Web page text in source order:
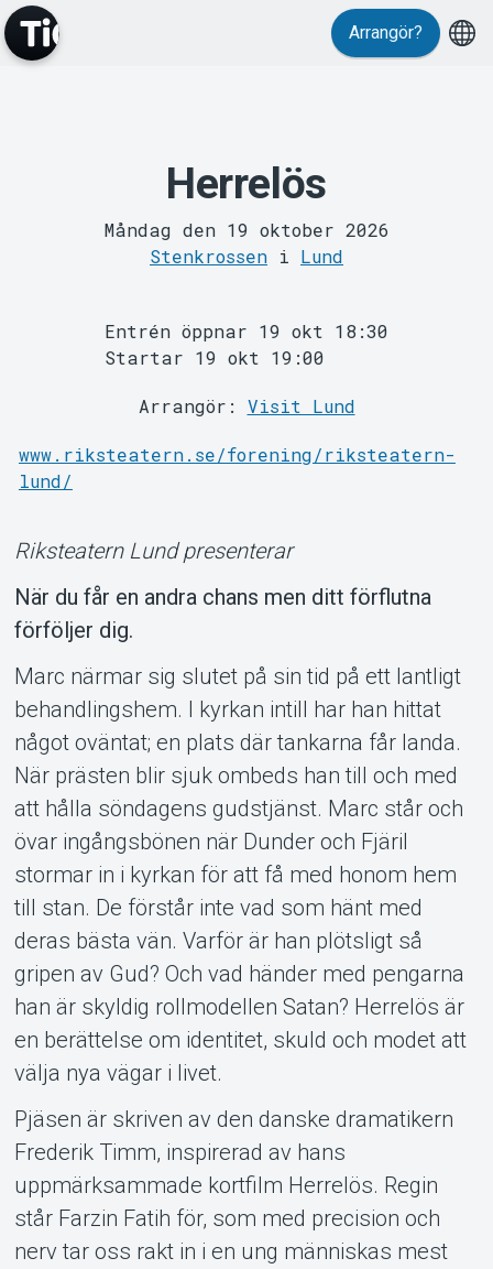
Evenemang
MyTickster
Support
Om Tickster
Arrangör?
Herrelös
Måndag den 19 oktober 2026
Stenkrossen i Lund
Entrén öppnar 19 okt 18:30
Startar 19 okt 19:00
Arrangör: Visit Lund
www.riksteatern.se/forening/riksteatern-
lund/
Riksteatern Lund presenterar
När du får en andra chans men ditt förflutna
förföljer dig.
Marc närmar sig slutet på sin tid på ett lantligt
behandlingshem. I kyrkan intill har han hittat
något oväntat; en plats där tankarna får landa.
När prästen blir sjuk ombeds han till och med
att hålla söndagens gudstjänst. Marc står och
övar ingångsbönen när Dunder och Fjäril
stormar in i kyrkan för att få med honom hem
till stan. De förstår inte vad som hänt med
deras bästa vän. Varför är han plötsligt så
gripen av Gud? Och vad händer med pengarna
han är skyldig rollmodellen Satan? Herrelös är
en berättelse om identitet, skuld och modet att
välja nya vägar i livet.
Pjäsen är skriven av den danske dramatikern
Frederik Timm, inspirerad av hans
uppmärksammade kortfilm Herrelös. Regin
står Farzin Fatih för, som med precision och
nerv tar oss rakt in i en ung människas mest